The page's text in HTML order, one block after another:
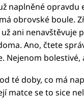
naplněné opravdu
obrovské boule.
ani nenavštěvuje
Ano, čtete
Nejenom bolestivé,
té doby, co má
matce se to sice